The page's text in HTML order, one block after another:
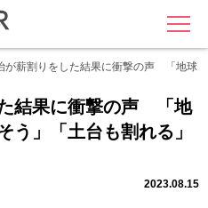
MENU
が薪割りをした結果に衝撃の声 「地球
結果に衝撃の声 「地
う」「土台も割れる」
2023.08.15